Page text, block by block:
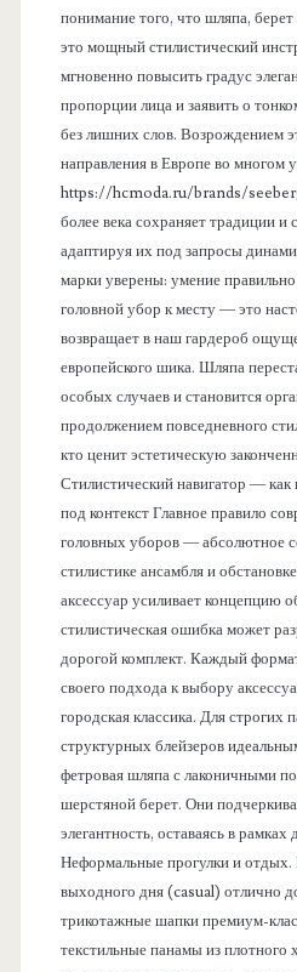
понимание того, что шляпа,
это мощный стилистический
мгновенно повысить градус
пропорции лица и заявить о
без лишних слов. Возрождением
направления в Европе во многом
https://hcmoda.ru/brands/
более века сохраняет традиции и
адаптируя их под запросы
марки уверены: умение
головной убор к месту — это
возвращает в наш гардероб
европейского шика. Шляпа
особых случаев и становится
продолжением повседневного
кто ценит эстетическую
Стилистический навигатор — как
под контекст Главное правило
головных уборов — абсолютное
стилистике ансамбля и
аксессуар усиливает концепцию
стилистическая ошибка может
дорогой комплект. Каждый
своего подхода к выбору
городская классика. Для строгих
структурных блейзеров
фетровая шляпа с лаконичными
шерстяной берет. Они
элегантность, оставаясь в рамках
Неформальные прогулки и отдых.
выходного дня (casual) отлично
трикотажные шапки премиум-
текстильные панамы из плотного